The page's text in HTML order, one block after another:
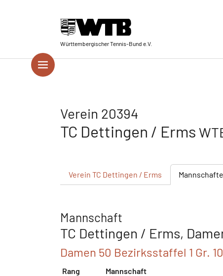
Württembergischer Tennis-Bund e.V.
Verein 20394
TC Dettingen / Erms
Verein TC Dettingen / Erms
Mannschaft
TC Dettingen / Erms,
Damen 50 Bezirksstaffel 1 Gr.
Rang Mannschaft